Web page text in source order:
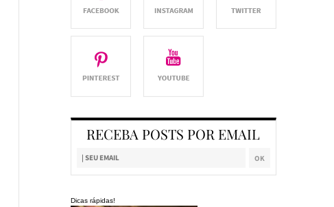
RECEBA POSTS POR EMAIL
Dicas rápidas!